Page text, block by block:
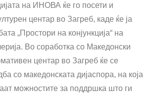
на ИНОВА ќе го посети и
центар во Загреб, каде ќе ја
„Простори на конјункција“ на
Во соработка со Македонски
центар во Загреб ќе се
со македонската дијаспора, на која
можностите за поддршка што ги